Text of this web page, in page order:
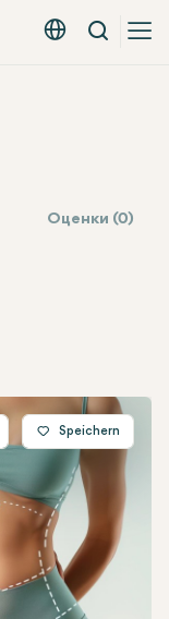
Русский - EUR
Вызов
Оценки (0)
Speichern